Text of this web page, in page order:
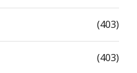
(403)
(403)